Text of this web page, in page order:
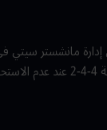
الكر